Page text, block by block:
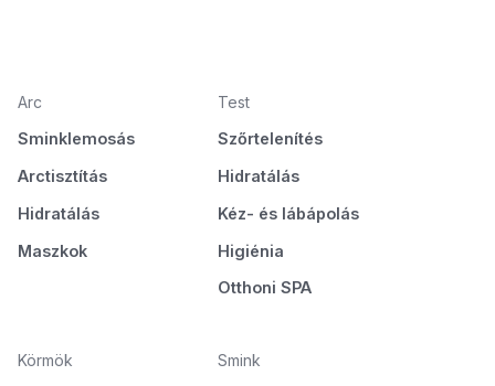
Arc
Sminklemosás
Arctisztítás
Hidratálás
Maszkok
Test
Szőrtelenítés
Hidratálás
Kéz- és lábápolás
Higiénia
Otthoni SPA
Körmök
Smink